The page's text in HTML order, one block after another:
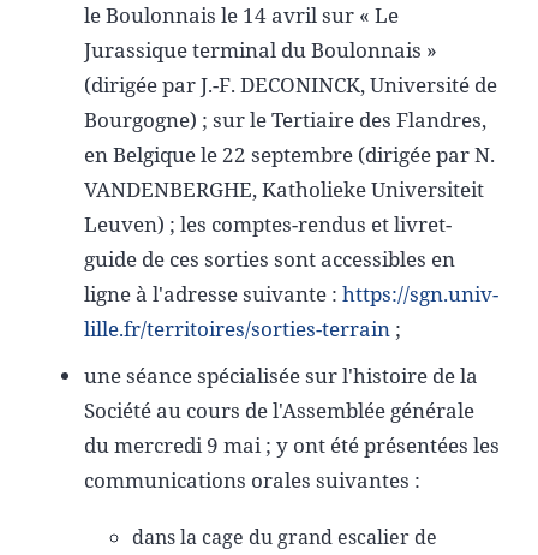
le Boulonnais le 14 avril sur « Le
Jurassique terminal du Boulonnais »
(dirigée par J.-F. DECONINCK, Université de
Bourgogne) ; sur le Tertiaire des Flandres,
en Belgique le 22 septembre (dirigée par N.
VANDENBERGHE, Katholieke Universiteit
Leuven) ; les comptes-rendus et livret-
guide de ces sorties sont accessibles en
ligne à l'adresse suivante : https://sgn.univ-
lille.fr/territoires/sorties-terrain ;
une séance spécialisée sur l'histoire de la
Société au cours de l'Assemblée générale
du mercredi 9 mai ; y ont été présentées les
communications orales suivantes :
dans la cage du grand escalier de